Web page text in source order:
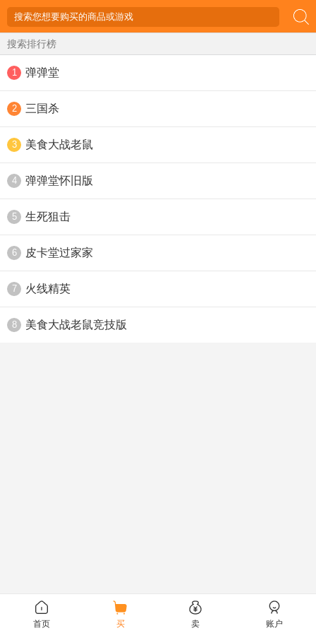
搜索排行榜
1 弹弹堂
2 三国杀
3 美食大战老鼠
4 弹弹堂怀旧版
5 生死狙击
6 皮卡堂过家家
7 火线精英
8 美食大战老鼠竞技版
首页 买 卖 账户